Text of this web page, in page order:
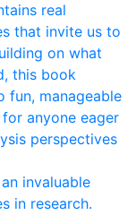
real
that invite us to
on what
this book
fun, manageable
anyone eager
perspectives
invaluable
in research.